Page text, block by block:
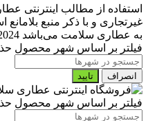
استفاده از مطالب اینترنتی
غیرتجاری و با ذکر منبع
به عطاری سلامت می‌باشد
فیلتر بر اساس شهر محصول
انصراف تایید
فیلتر بر اساس شهر محصول